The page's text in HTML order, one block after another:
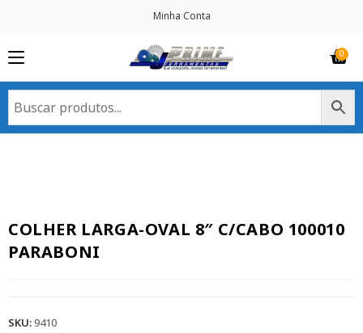
Minha Conta
COLHER LARGA-OVAL 8″ C/CABO 100010
PARABONI
SKU:9410